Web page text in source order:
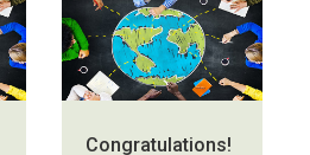
Congratulations!